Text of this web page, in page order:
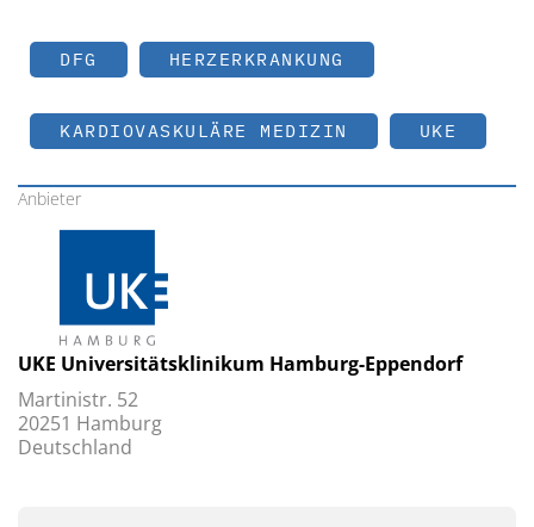
DFG HERZERKRANKUNG
KARDIOVASKULÄRE MEDIZIN UKE
Anbieter
UKE Universitätsklinikum Hamburg-Eppendorf
Martinistr. 52
20251 Hamburg
Deutschland